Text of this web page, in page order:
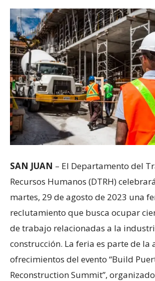
SAN JUAN – El Departamento del
Recursos Humanos (DTRH)
martes, 29 de agosto de 2023 una
reclutamiento que busca ocupar
de trabajo relacionadas a la
construcción. La feria es parte de la
ofrecimientos del evento “Build
Reconstruction Summit”,